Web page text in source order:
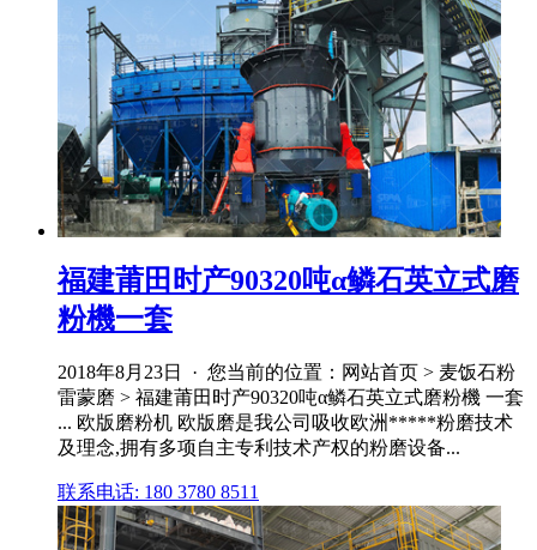
福建莆田时产90320吨α鳞石英立式磨
粉機一套
2018年8月23日 · 您当前的位置：网站首页 > 麦饭石粉
雷蒙磨 > 福建莆田时产90320吨α鳞石英立式磨粉機 一套
... 欧版磨粉机 欧版磨是我公司吸收欧洲*****粉磨技术
及理念,拥有多项自主专利技术产权的粉磨设备...
联系电话: 180 3780 8511